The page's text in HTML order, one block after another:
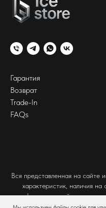
Гарантия
Возврат
Trade-In
FAQs
Вся представленная на сайте
характеристик, наличия на
информационный характер и
публичной офертой,